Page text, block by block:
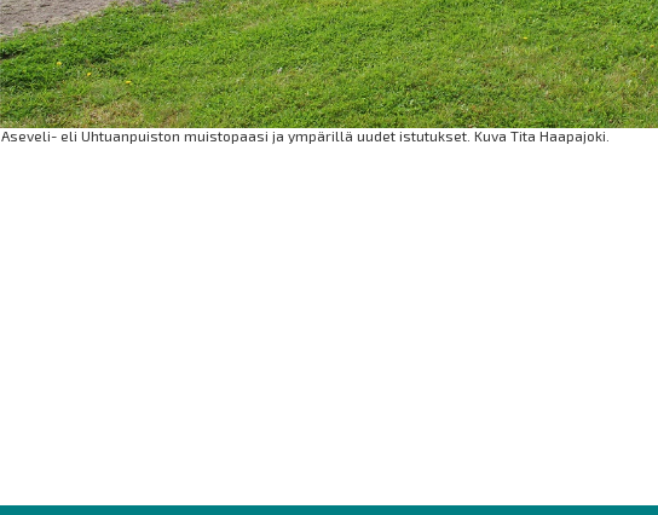
Aseveli- eli Uhtuanpuiston muistopaasi ja ympärillä uudet istutukset. Kuva Tita Haapajoki.